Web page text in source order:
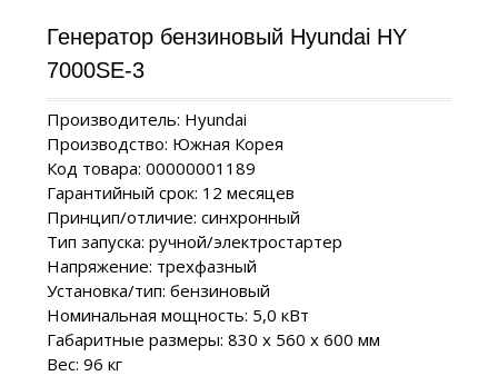
Генератор бензиновый Hyundai HY
7000SE-3
Производитель: Hyundai
Производство: Южная Корея
Код товара: 00000001189
Гарантийный срок: 12 месяцев
Принцип/отличие: синхронный
Тип запуска: ручной/электростартер
Напряжение: трехфазный
Установка/тип: бензиновый
Номинальная мощность: 5,0 кВт
Габаритные размеры: 830 х 560 х 600 мм
Вес: 96 кг